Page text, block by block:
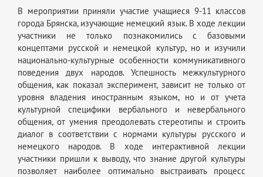
В мероприятии приняли участие учащиеся 9-11 классов
города Брянска, изучающие немецкий язык. В ходе лекции
участники не только познакомились с базовыми
концептами русской и немецкой культур, но и изучили
национально-культурные особенности коммуникативного
поведения двух народов. Успешность межкультурного
общения, как показал эксперимент, зависит не только от
уровня владения иностранным языком, но и от учета
культурной специфики вербального и невербального
общения, от умения преодолевать стереотипы и строить
диалог в соответствии с нормами культуры русского и
немецкого народов. В ходе интерактивной лекции
участники пришли к выводу, что знание другой культуры
позволяет наиболее оптимально выстраивать процесс